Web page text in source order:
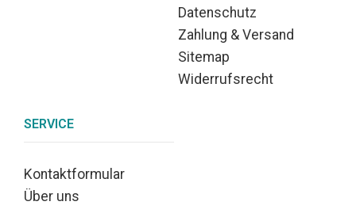
Datenschutz
Zahlung & Versand
Sitemap
Widerrufsrecht
SERVICE
Kontaktformular
Über uns